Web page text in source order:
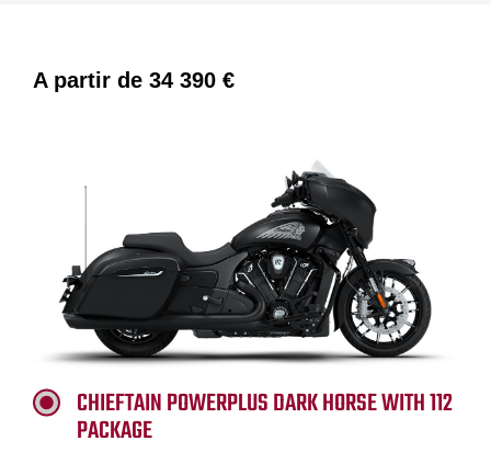
A partir de 34 390 €
CHIEFTAIN POWERPLUS DARK HORSE WITH 112
PACKAGE